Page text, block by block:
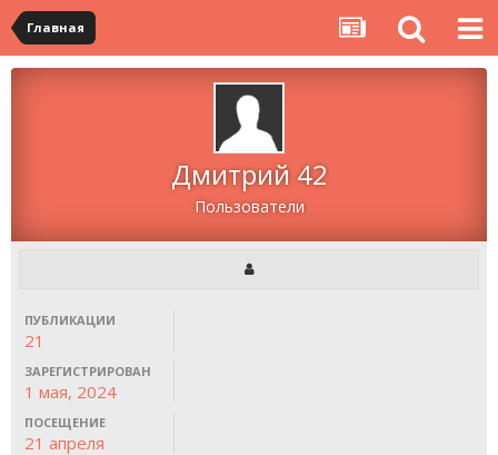
Главная
Дмитрий 42
Пользователи
ПУБЛИКАЦИИ
21
ЗАРЕГИСТРИРОВАН
1 мая, 2024
ПОСЕЩЕНИЕ
21 апреля